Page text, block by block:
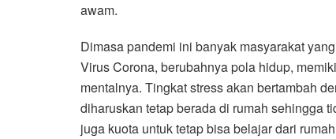
awam.
Dimasa pandemi ini banyak masyarakat
Virus Corona, berubahnya pola hidup,
mentalnya. Tingkat stress akan bertambah
diharuskan tetap berada di rumah sehingga
juga kuota untuk tetap bisa belajar dari